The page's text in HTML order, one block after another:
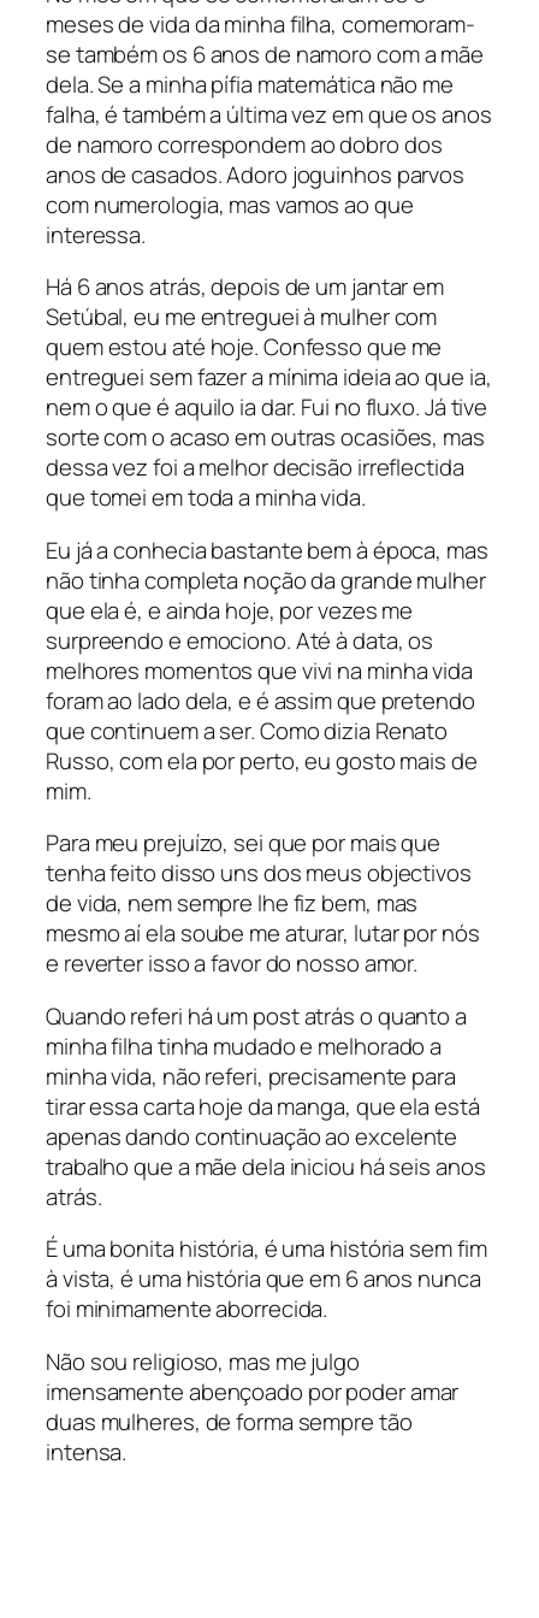
meses de vida da minha filha, comemoram-
se também os 6 anos de namoro com a mãe
dela. Se a minha pífia matemática não me
falha, é também a última vez em que os anos
de namoro correspondem ao dobro dos
anos de casados. Adoro joguinhos parvos
com numerologia, mas vamos ao que
interessa.
Há 6 anos atrás, depois de um jantar em
Setúbal, eu me entreguei à mulher com
quem estou até hoje. Confesso que me
entreguei sem fazer a mínima ideia ao que ia,
nem o que é aquilo ia dar. Fui no fluxo. Já tive
sorte com o acaso em outras ocasiões, mas
dessa vez foi a melhor decisão irreflectida
que tomei em toda a minha vida.
Eu já a conhecia bastante bem à época, mas
não tinha completa noção da grande mulher
que ela é, e ainda hoje, por vezes me
surpreendo e emociono. Até à data, os
melhores momentos que vivi na minha vida
foram ao lado dela, e é assim que pretendo
que continuem a ser. Como dizia Renato
Russo, com ela por perto, eu gosto mais de
mim.
Para meu prejuízo, sei que por mais que
tenha feito disso uns dos meus objectivos
de vida, nem sempre lhe fiz bem, mas
mesmo aí ela soube me aturar, lutar por nós
e reverter isso a favor do nosso amor.
Quando referi há umpostatrás o quanto a
minha filha tinha mudado e melhorado a
minha vida, não referi, precisamente para
tirar essa carta hoje da manga, que ela está
apenas dando continuação ao excelente
trabalho que a mãe dela iniciou há seis anos
atrás.
É uma bonita história, é uma história sem fim
à vista, é uma história que em 6 anos nunca
foi minimamente aborrecida.
Não sou religioso, mas me julgo
imensamente abençoado por poder amar
duas mulheres, de forma sempre tão
intensa.